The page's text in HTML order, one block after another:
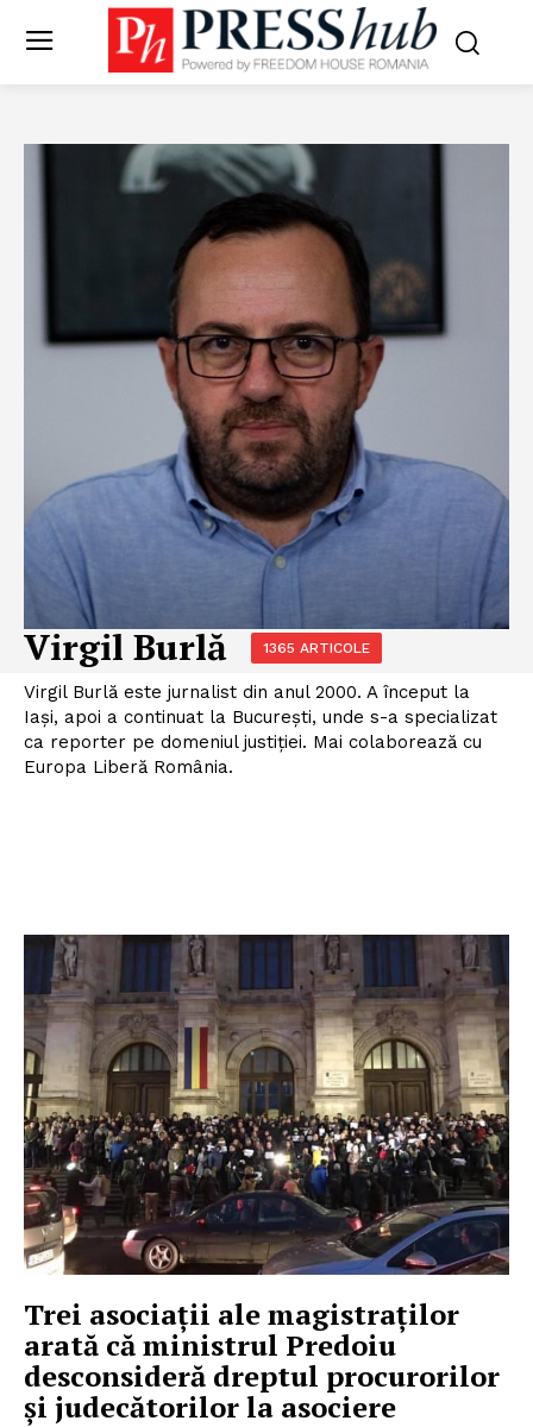
Virgil Burlă 1365 ARTICOLE
Virgil Burlă este jurnalist din anul 2000. A început la
Iași, apoi a continuat la București, unde s-a specializat
ca reporter pe domeniul justiției. Mai colaborează cu
Europa Liberă România.
Trei asociaţii ale magistraţilor
arată că ministrul Predoiu
desconsideră dreptul procurorilor
şi judecătorilor la asociere